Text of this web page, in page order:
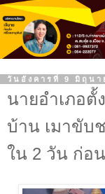
วันอังคารที่ 9 มิถุน
นายอำเภอตั้
บ้าน เมาขับ
ใน 2 วัน ก่อ